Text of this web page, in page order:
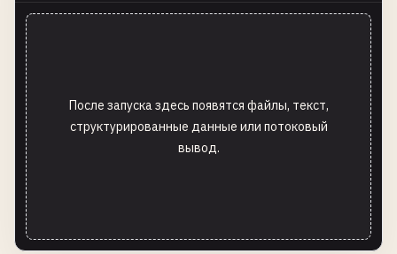
После запуска здесь появятся файлы, текст,
структурированные данные или потоковый
вывод.